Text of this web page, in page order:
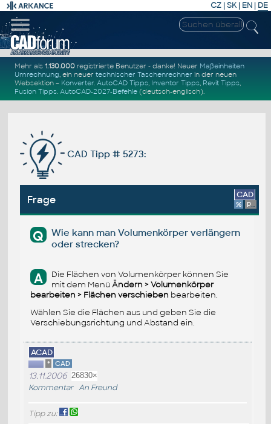
CZ | SK| EN | DE
Mehr als1.130.000 registrierte Benutzer - danke! Neuer Maßeinheiten
Umrechnung, ein neuertechnischer Taschenrechner in der neuen
Websektion – Konverter.AutoCAD Tipps, Inventor Tipps, Revit Tipps,
Fusion Tipps.AutoCAD-2027-Befehle (deutsch-englisch).
CAD Tipp # 5273:
Frage CAD
% Platform
Q
Wie kann man Volumenkörper verlängern
oder strecken?
A
Die Flächen von Volumenkörper können Sie
mit dem MenüÄndern > Volumenkörper
bearbeiten > Flächen verschieben bearbeiten.
Wählen Sie die Flächen aus und geben Sie die
Verschiebungsrichtung und Abstand ein.
ACAD
* CAD
13.11.2006 26830×
Kommentar An Freund
Tipp zu: